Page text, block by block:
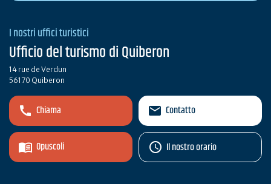
I nostri uffici turistici
Ufficio del turismo di Quiberon
14 rue de Verdun
56170 Quiberon
Chiama
Opuscoli
Contatto
Il nostro orario